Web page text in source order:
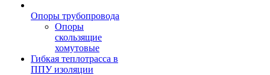
Опоры трубопровода
Опоры
скользящие
хомутовые
Гибкая теплотрасса в
ППУ изоляции